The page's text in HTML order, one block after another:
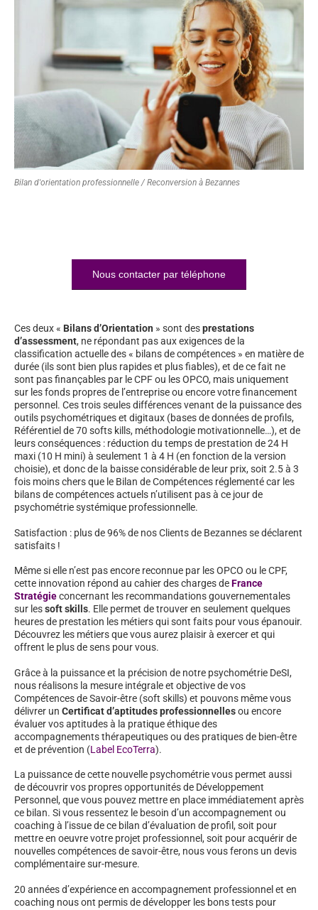
Bilan d'orientation professionnelle / Reconversion à Bezannes
Nous contacter par téléphone
Ces deux « Bilans d’Orientation » sont desprestations
d’assessment, ne répondant pas aux exigences de la
classification actuelle des « bilans de compétences » en matière de
durée (ils sont bien plus rapides et plus fiables), et de ce fait ne
sont pas finançables par le CPF ou les OPCO, mais uniquement
sur les fonds propres de l’entreprise ou encore votre financement
personnel. Ces trois seules différences venant de la puissance des
outils psychométriques et digitaux (bases de données de profils,
Référentiel de 70 softs kills, méthodologie motivationnelle…), et de
leurs conséquences : réduction du temps de prestation de 24 H
maxi (10 H mini) à seulement 1 à 4 H (en fonction de la version
choisie), et donc de la baisse considérable de leur prix, soit 2.5 à 3
fois moins chers que le Bilan de Compétences réglementé car les
bilans de compétences actuels n’utilisent pas à ce jour de
psychométrie systémique professionnelle.
Satisfaction : plus de 96% de nos Clients de Bezannes se déclarent
satisfaits !
Même si elle n’est pas encore reconnue par les OPCO ou le CPF,
cette innovation répond au cahier des charges deFrance
Stratégieconcernant les recommandations gouvernementales
sur lessoft skills. Elle permet de trouver en seulement quelques
heures de prestation les métiers qui sont faits pour vous épanouir.
Découvrez les métiers que vous aurez plaisir à exercer et qui
offrent le plus de sens pour vous.
Grâce à la puissance et la précision de notre psychométrie DeSI,
nous réalisons la mesure intégrale et objective de vos
Compétences de Savoir-être (soft skills) et pouvons même vous
délivrer un Certificat d’aptitudes professionnellesou encore
évaluer vos aptitudes à la pratique éthique des
accompagnements thérapeutiques ou des pratiques de bien-être
et de prévention (Label EcoTerra).
La puissance de cette nouvelle psychométrie vous permet aussi
de découvrir vos propres opportunités de Développement
Personnel, que vous pouvez mettre en place immédiatement après
ce bilan. Si vous ressentez le besoin d’un accompagnement ou
coaching à l’issue de ce bilan d’évaluation de profil, soit pour
mettre en oeuvre votre projet professionnel, soit pour acquérir de
nouvelles compétences de savoir-être, nous vous ferons un devis
complémentaire sur-mesure.
20 années d’expérience en accompagnement professionnel et en
coaching nous ont permis de développer les bons tests pour